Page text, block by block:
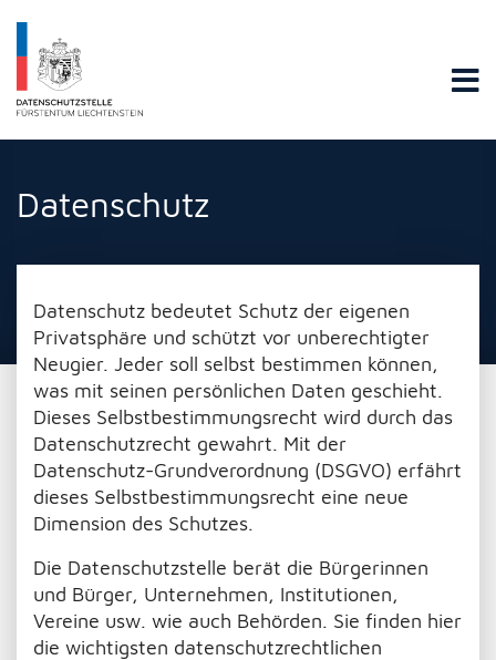
Datenschutzstelle Fürstentums Liechtenstein
Datenschutz
Datenschutz bedeutet Schutz der eigenen
Privatsphäre und schützt vor unberechtigter
Neugier. Jeder soll selbst bestimmen können,
was mit seinen persönlichen Daten geschieht.
Dieses Selbstbestimmungsrecht wird durch das
Datenschutzrecht gewahrt. Mit der
Datenschutz-Grundverordnung (DSGVO) erfährt
dieses Selbstbestimmungsrecht eine neue
Dimension des Schutzes.
Die Datenschutzstelle berät die Bürgerinnen
und Bürger, Unternehmen, Institutionen,
Vereine usw. wie auch Behörden. Sie finden hier
die wichtigsten datenschutzrechtlichen